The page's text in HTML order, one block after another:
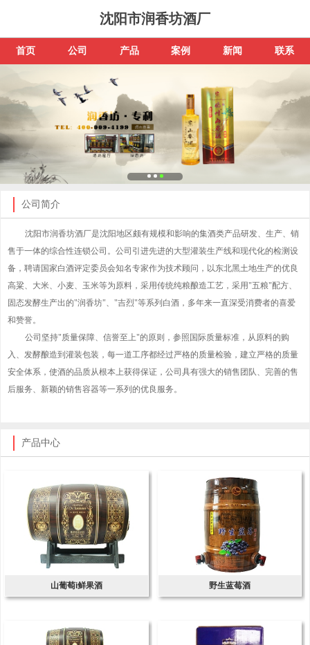
沈阳市润香坊酒厂
首页 公司 产品 案例 新闻 联系
公司简介
沈阳市润香坊酒厂是沈阳地区颇有规模和影响的集酒类产品研发、生产、销
售于一体的综合性连锁公司。公司引进先进的大型灌装生产线和现代化的检测设
备，聘请国家白酒评定委员会知名专家作为技术顾问，以东北黑土地生产的优良
高粱、大米、小麦、玉米等为原料，采用传统纯粮酿造工艺，采用"五粮"配方、
固态发酵生产出的"润香坊"、"吉烈"等系列白酒，多年来一直深受消费者的喜爱
和赞誉。
公司坚持"质量保障、信誉至上"的原则，参照国际质量标准，从原料的购
入、发酵酿造到灌装包装，每一道工序都经过严格的质量检验，建立严格的质量
安全体系，使酒的品质从根本上获得保证，公司具有强大的销售团队、完善的售
后服务、新颖的销售容器等一系列的优良服务。
产品中心
山葡萄i鲜果酒 野生蓝莓酒